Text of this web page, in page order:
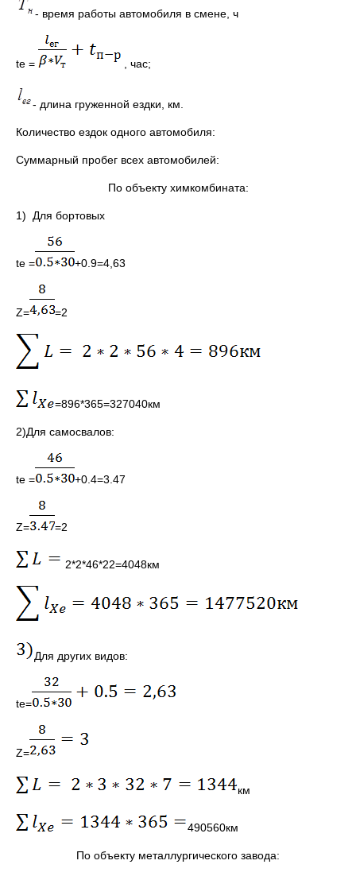
- время работы автомобиля в смене, ч
te = , час;
- длина груженной ездки, км.
Количество ездок одного автомобиля:
Cуммарный пробег всех автомобилей:
По объекту химкомбината:
1) Для бортовых
te = +0.9=4,63
Z= =2
=896*365=327040км
2)Для самосвалов:
te = +0.4=3.47
Z= =2
2*2*46*22=4048км
Для других видов:
te=
Z=
км
490560км
По объекту металлургического завода: